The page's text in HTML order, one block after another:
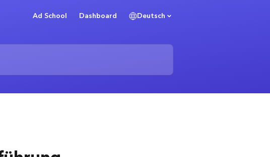
Ad School Dashboard Deutsch